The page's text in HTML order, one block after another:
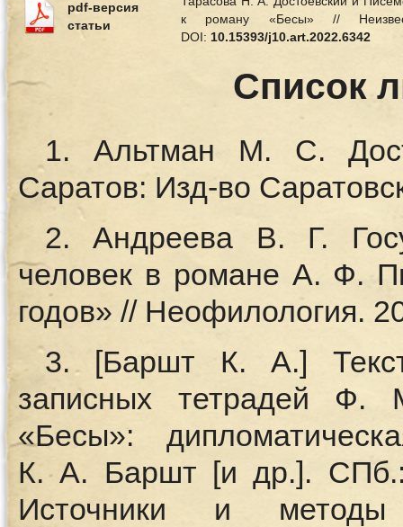
pdf-версия
статьи
к роману «Бесы» //
DOI: 10.15393/j10.art.2022.6342
Список
1. Альтман М. С.
Саратов: Изд-во
2. Андреева В. Г.
человек в романе А. Ф.
годов» // Неофилология.
3. [Баршт К. А.]
записных тетрадей Ф.
«Бесы»:
К. А. Баршт [и др.].
Источники и